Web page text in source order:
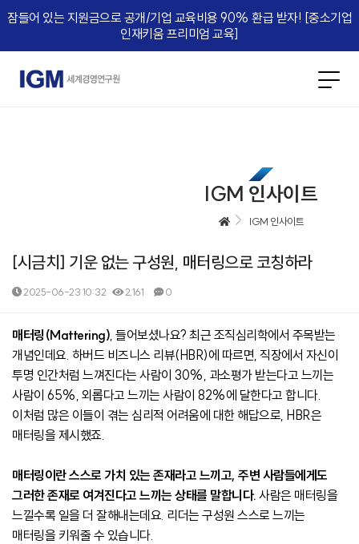
잠들어 있는 지원금으로 공개/기업 교육비용 90% 환급 받자! [중소기업
인재키움 프리미엄 교육]​
IGM 인사이트
IGM 인사이트
[시금치] 기운 없는 구성원, 매터링으로 코칭하라
2025-06-23 10:32 2,161 0
본문
매터링(Mattering) , 들어보셨나요? 최근 조직심리학에서 주목받는
개념인데요. 하버드 비즈니스 리뷰(HBR)에 따르면, 직장에서 자신이
투명 인간처럼 느껴진다는 사람이 30%, 과소평가 받는다고 느끼는
사람이 65%, 외롭다고 느끼는 사람이 82%에 달한다고 합니다.
이처럼 많은 이들이 겪는 심리적 어려움에 대한 해답으로, HBR은
매터링을 제시했죠.
매터링이란 스스로 가치 있는 존재라고 느끼고, 주변 사람들에게도
그러한 존재로 여겨진다고 느끼는 상태를 말합니다. 사람은 매터링을
느낄수록 일을 더 잘해내는데요. 리더는 구성원 스스로 느끼는
매터링을 키워줄 수 있습니다.